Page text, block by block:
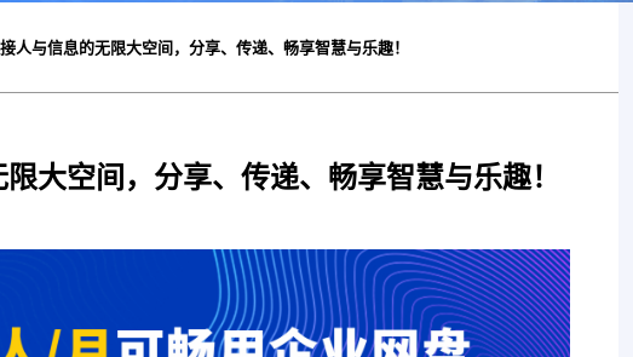
人与信息的无限大空间，分享、传递、畅享智慧与乐趣！
大空间，分享、传递、畅享智慧与乐趣！